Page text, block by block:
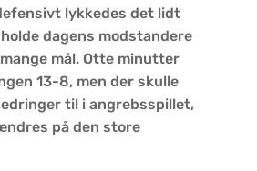
lykkedes det lidt
dagens modstandere
mål. Otte minutter
13-8, men der skulle
til i angrebsspillet,
på den store